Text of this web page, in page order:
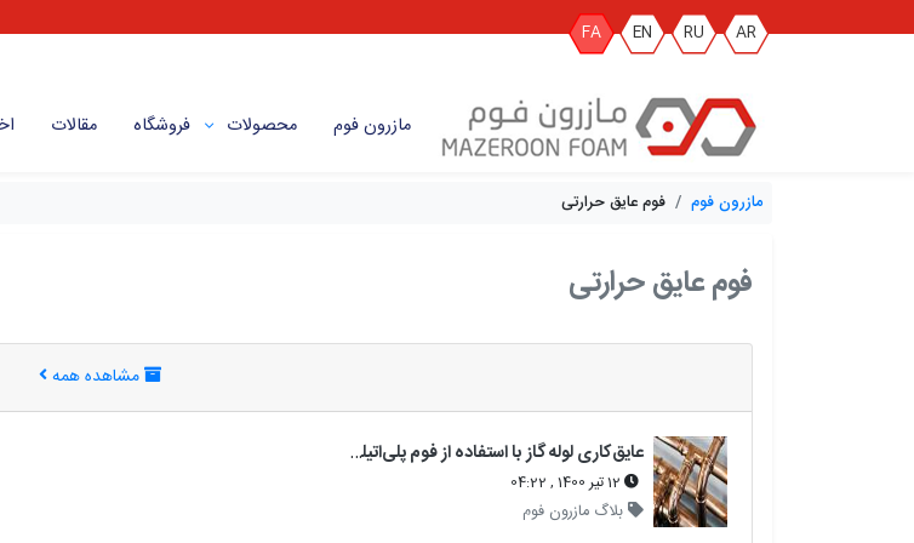
FA EN RU
AR
مازرون فوم محصولات فروشگاه مقالات
مازرون فوم فوم عایق حرارتی
فوم عایق حرارتی
مشاهده همه
عایق‌کاری لوله گاز با استفاده از فوم پلی‌اتیلن اهمیت عایق‌کاری لوله‌های گاز
بلاگ مازرون فوم